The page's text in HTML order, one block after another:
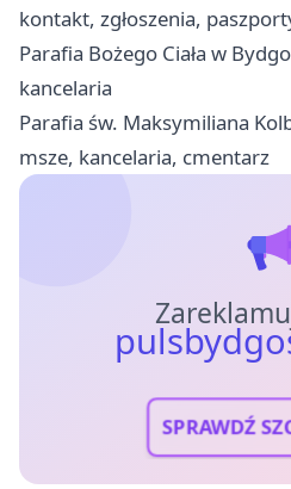
kontakt, zgłoszenia,
Parafia Bożego Ciała w
kancelaria
Parafia św. Maksymiliana
msze, kancelaria, cmentarz
SPRAWDŹ